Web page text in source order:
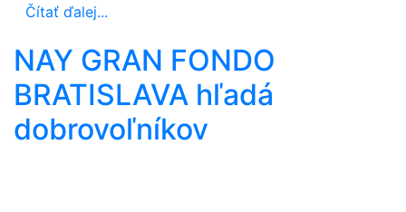
Čítať ďalej...
NAY GRAN FONDO
BRATISLAVA hľadá
dobrovoľníkov